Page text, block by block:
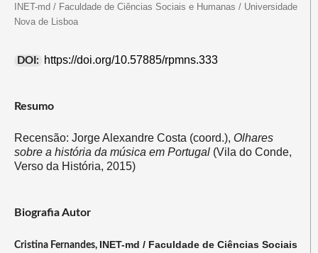
INET-md / Faculdade de Ciências Sociais e Humanas / Universidade
Nova de Lisboa
DOI: https://doi.org/10.57885/rpmns.333
Resumo
Recensão: Jorge Alexandre Costa (coord.), Olhares
sobre a história da música em Portugal (Vila do Conde,
Verso da História, 2015)
Biografia Autor
Cristina Fernandes, INET-md / Faculdade de Ciências Sociais